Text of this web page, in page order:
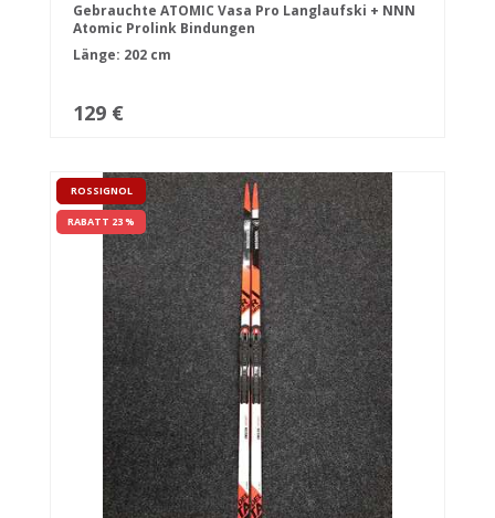
Gebrauchte ATOMIC Vasa Pro Langlaufski + NNN
Atomic Prolink Bindungen
Länge: 202 cm
129 €
ROSSIGNOL
RABATT 23 %